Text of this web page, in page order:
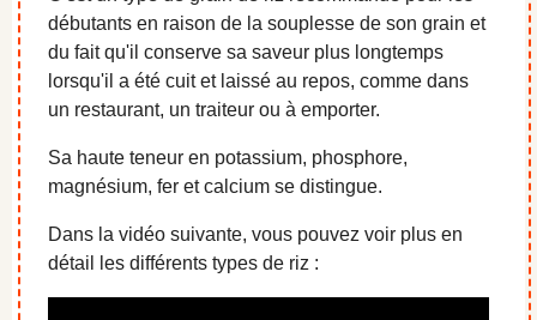
débutants en raison de la souplesse de son grain et
du fait qu'il conserve sa saveur plus longtemps
lorsqu'il a été cuit et laissé au repos, comme dans
un restaurant, un traiteur ou à emporter.
Sa haute teneur en potassium, phosphore,
magnésium, fer et calcium se distingue.
Dans la vidéo suivante, vous pouvez voir plus en
détail les différents types de riz :